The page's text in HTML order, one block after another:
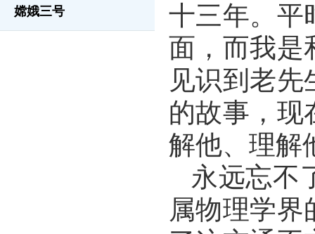
嫦娥三号
十三年。平
面，而我是
见识到老
的故事，现
解他、理解
永远忘不
属物理学